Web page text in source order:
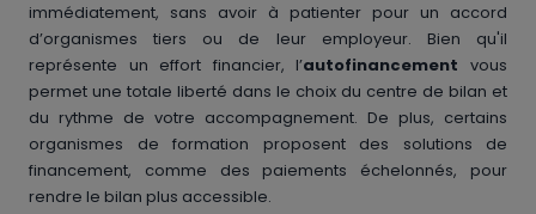
immédiatement, sans avoir à patienter pour un accord
d’organismes tiers ou de leur employeur. Bien qu'il
représente un effort financier, l’autofinancement vous
permet une totale liberté dans le choix du centre de bilan et
du rythme de votre accompagnement. De plus, certains
organismes de formation proposent des solutions de
financement, comme des paiements échelonnés, pour
rendre le bilan plus accessible.